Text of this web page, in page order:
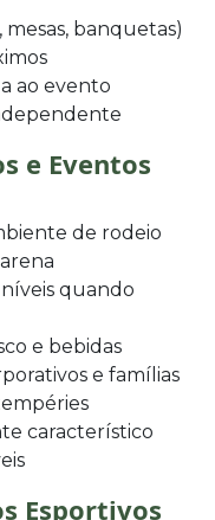
banquetas)
ao evento
e Eventos
de rodeio
quando
e bebidas
e famílias
característico
Esportivos